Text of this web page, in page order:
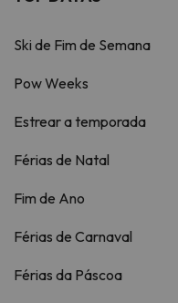
Ski de Fim de Semana
Pow Weeks
Estrear a temporada
Férias de Natal
Fim de Ano
Férias de Carnaval
Férias da Páscoa